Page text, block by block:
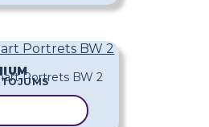
Portrets BW 2